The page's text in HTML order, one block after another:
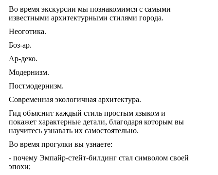
Во время экскурсии мы познакомимся с самыми
известными архитектурными стилями города.
Неоготика.
Боз-ар.
Ар-деко.
Модернизм.
Постмодернизм.
Современная экологичная архитектура.
Гид объяснит каждый стиль простым языком и
покажет характерные детали, благодаря которым вы
научитесь узнавать их самостоятельно.
Во время прогулки вы узнаете:
- почему Эмпайр-стейт-билдинг стал символом своей
эпохи;